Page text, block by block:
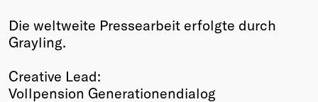
Die weltweite Pressearbeit erfolgte durch
Grayling.
Creative Lead:
Vollpension Generationendialog